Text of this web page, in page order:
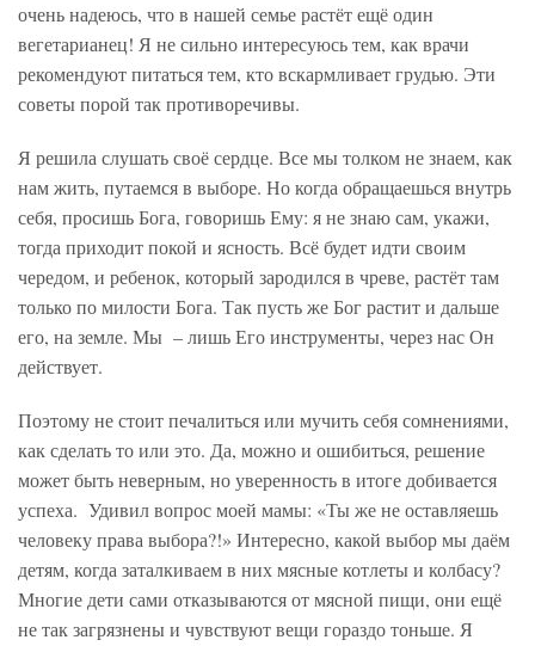
очень надеюсь, что в нашей семье растёт ещё один
вегетарианец! Я не сильно интересуюсь тем, как врачи
рекомендуют питаться тем, кто вскармливает грудью. Эти
советы порой так противоречивы.
Я решила слушать своё сердце. Все мы толком не знаем, как
нам жить, путаемся в выборе. Но когда обращаешься внутрь
себя, просишь Бога, говоришь Ему: я не знаю сам, укажи,
тогда приходит покой и ясность. Всё будет идти своим
чередом, и ребенок, который зародился в чреве, растёт там
только по милости Бога. Так пусть же Бог растит и дальше
его, на земле. Мы – лишь Его инструменты, через нас Он
действует.
Поэтому не стоит печалиться или мучить себя сомнениями,
как сделать то или это. Да, можно и ошибиться, решение
может быть неверным, но уверенность в итоге добивается
успеха. Удивил вопрос моей мамы: «Ты же не оставляешь
человеку права выбора?!» Интересно, какой выбор мы даём
детям, когда заталкиваем в них мясные котлеты и колбасу?
Многие дети сами отказываются от мясной пищи, они ещё
не так загрязнены и чувствуют вещи гораздо тоньше. Я